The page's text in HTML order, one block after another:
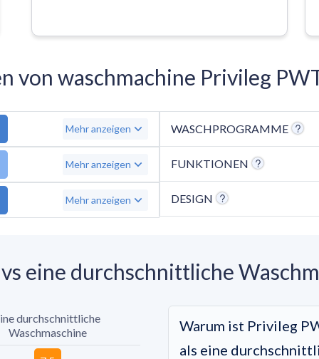
von waschmachine Privileg
Mehr anzeigen
Mehr anzeigen
Mehr anzeigen
WASCHPROGRAMME
FUNKTIONEN
DESIGN
eine durchschnittliche
durchschnittliche
Waschmaschine
Warum ist Privileg
als eine